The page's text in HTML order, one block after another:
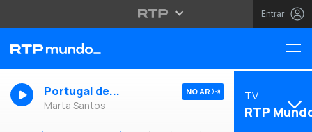
Entrar
Portugal de...
Marta Santos
NO AR TV
RTP